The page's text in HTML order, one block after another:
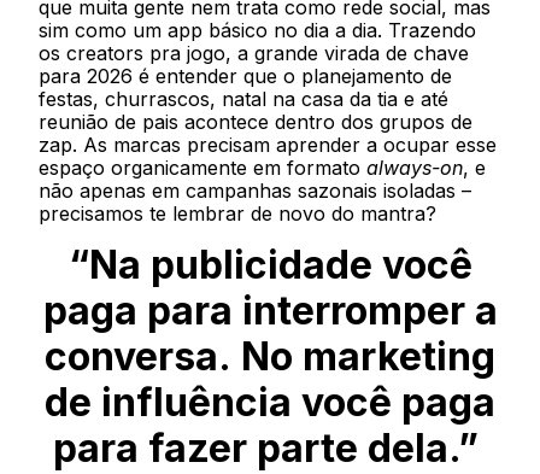
que muita gente nem trata como rede social, mas
sim como um app básico no dia a dia. Trazendo
os creators pra jogo, a grande virada de chave
para 2026 é entender que o planejamento de
festas, churrascos, natal na casa da tia e até
reunião de pais acontece dentro dos grupos de
zap. As marcas precisam aprender a ocupar esse
espaço organicamente em formatoalways-on, e
não apenas em campanhas sazonais isoladas –
precisamos te lembrar de novo do mantra?
“Na publicidade você
paga para interromper a
conversa. No marketing
de influência você paga
para fazer parte dela.”